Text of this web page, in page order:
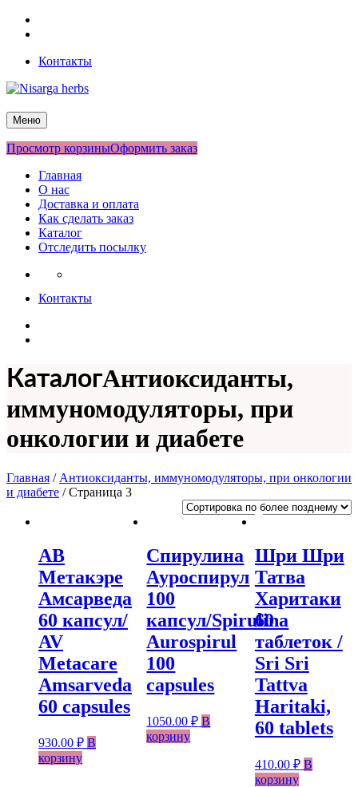
Перейти
Контакты
Nisarga herbs
Меню
Просмотр корзиныОформить заказ
Главная
О нас
Доставка и оплата
Как сделать заказ
Каталог
Отследить посылку
Контакты
КаталогАнтиоксиданты,
иммуномодуляторы, при
онкологии и диабете
Главная / Антиоксиданты, иммуномодуляторы, при онкологии
и диабете / Страница 3
АВ
Метакэре
Амсарведа
60 капсул/
AV
Metacare
Amsarveda
60 capsules
930.00 ₽ В
корзину
Спирулина
Ауроспирул
100
капсул/Spirulina
Aurospirul
100
capsules
1050.00₽ В
корзину
Шри Шри
Татва
Харитаки
60
таблеток /
Sri Sri
Tattva
Haritaki,
60 tablets
410.00 ₽ В
корзину